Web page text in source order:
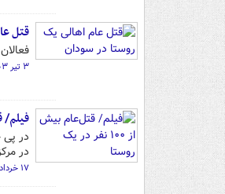
قتل
۳ تیر ۰۳ - ۱۵:۵۴
فیلم/
در پی
در مرکز
۱۷ خرداد ۰۳ - ۱۱:۱۵